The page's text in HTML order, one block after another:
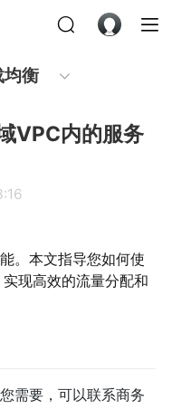
均衡
VPC内的服务
。本文指导您如何使
现高效的流量分配和
需要，可以联系商务